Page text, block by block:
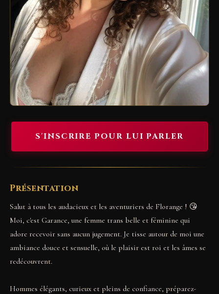
S'INSCRIRE POUR LUI PARLER
Présentation
Salut à tous les audacieux et les aventuriers de Florange ! 😘
Moi, c'est Garance, une femme trans belle et féminine qui
adore recevoir sans aucun jugement. Je tisse autour de moi une
ambiance douce et sensuelle, où le plaisir est roi et les âmes se
redécouvrent.
Hommes élégants, curieux et pleins de confiance, préparez-